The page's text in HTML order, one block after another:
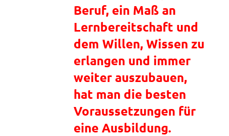
Beruf, ein Maß an
Lernbereitschaft und
dem Willen, Wissen zu
erlangen und immer
weiter auszubauen,
hat man die besten
Voraussetzungen für
eine Ausbildung.